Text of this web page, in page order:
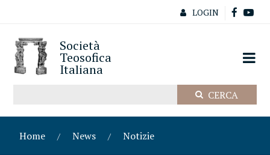
LOGIN
Società
Teosofica
Italiana
Home News Notizie